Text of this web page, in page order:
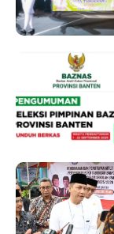
Barat